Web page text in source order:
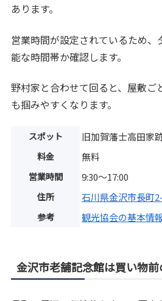
あります。
営業時間が設定されているため、
能な時間帯か確認します。
野村家と合わせて回ると、屋敷ご
も掴みやすくなります。
スポット 旧加賀藩士高田家
料金 無料
営業時間 9:30～17:00
住所 石川県金沢市長町
参考 観光協会の基本情
金沢市老舗記念館は買い物前